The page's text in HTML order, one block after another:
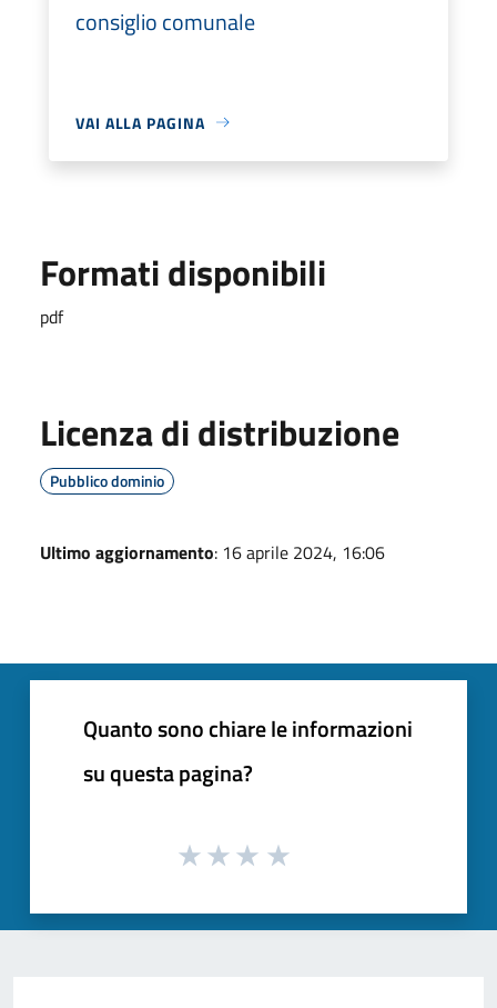
consiglio comunale
VAI ALLA PAGINA
Formati disponibili
pdf
Licenza di distribuzione
Pubblico dominio
Ultimo aggiornamento: 16 aprile 2024, 16:06
Quanto sono chiare le informazioni
su questa pagina?